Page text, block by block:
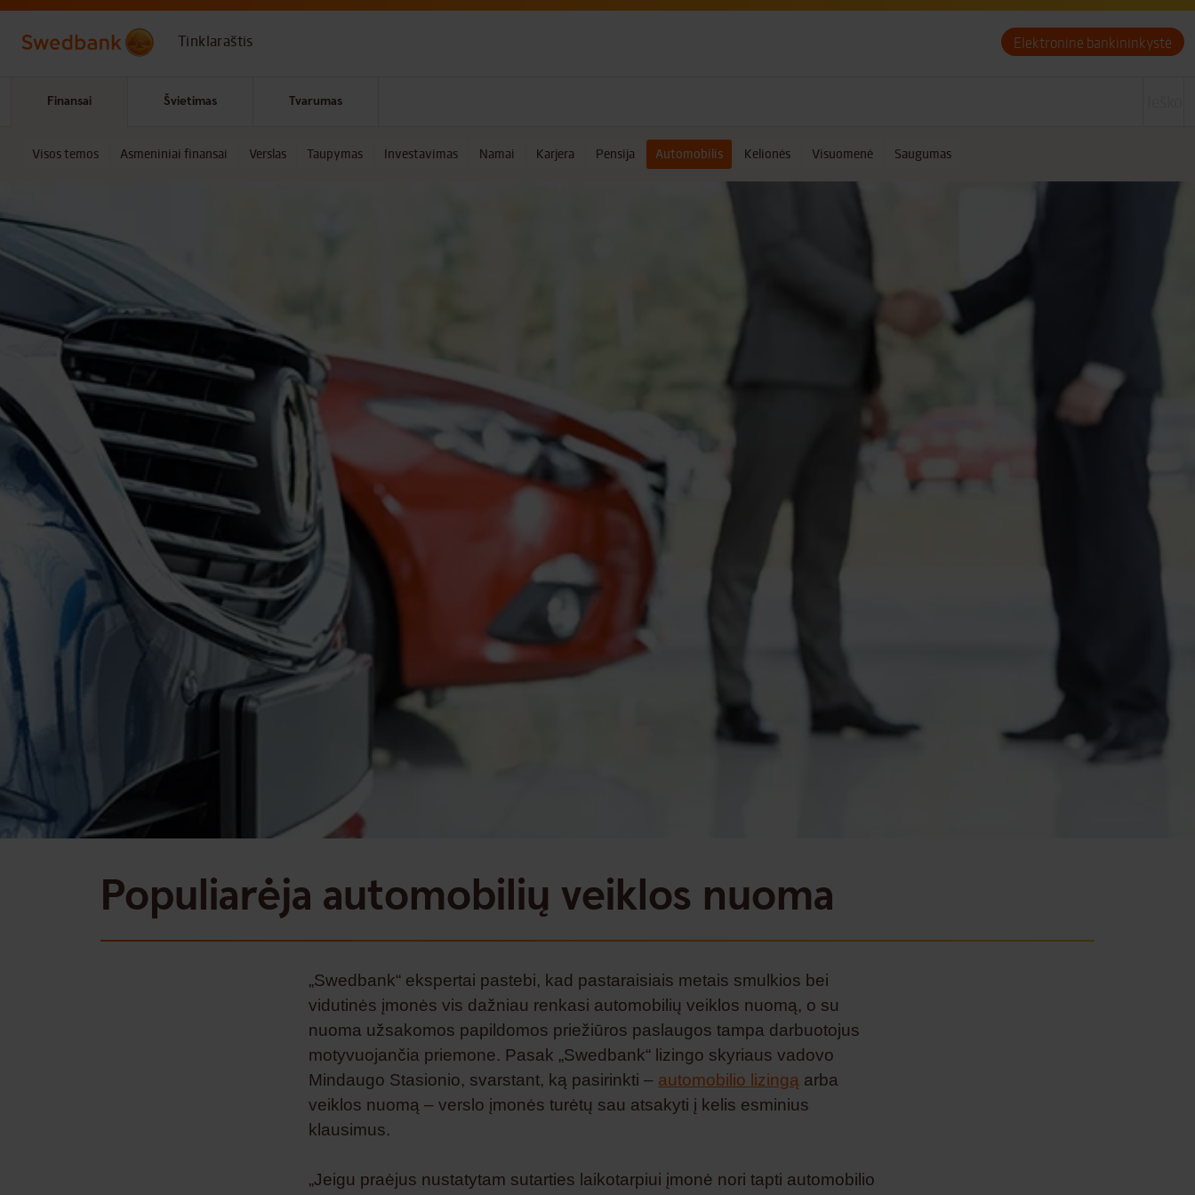
Skip to main content
Tinklaraštis Elektroninė bankininkystė
Finansai Švietimas Tvarumas
Visos temos Asmeniniai finansai Verslas Taupymas Investavimas Namai Karjera Pensija Automobilis Kelionės Visuomenė Saugumas
Populiarėja automobilių veiklos nuoma
„Swedbank“ ekspertai pastebi, kad pastaraisiais metais smulkios bei
vidutinės įmonės vis dažniau renkasi automobilių veiklos nuomą, o su
nuoma užsakomos papildomos priežiūros paslaugos tampa darbuotojus
motyvuojančia priemone. Pasak „Swedbank“ lizingo skyriaus vadovo
Mindaugo Stasionio, svarstant, ką pasirinkti – automobilio lizingą arba
veiklos nuomą – verslo įmonės turėtų sau atsakyti į kelis esminius
klausimus.
„Jeigu praėjus nustatytam sutarties laikotarpiui įmonė nori tapti automobilio